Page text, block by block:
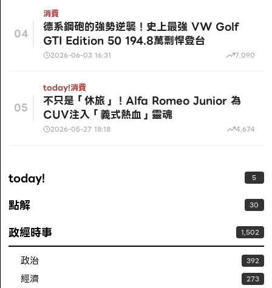
04
消費
德系鋼砲的強勢逆襲！史上最強 VW Golf
GTI Edition 50 194.8萬剽悍登台
2026-06-03 16:31 7,090
05
today!消費
不只是「休旅」！Alfa Romeo Junior 為
CUV注入「義式熱血」靈魂
2026-05-27 18:18 4,674
today! 5
點解 30
政經時事 1,502
政治 392
經濟 273